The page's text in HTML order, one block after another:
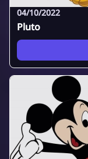
04/10/2022
Pluto